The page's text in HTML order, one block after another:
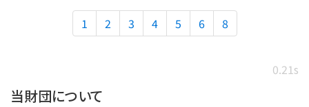
1 2 3 4 5 6 8
0.21s
当財団について